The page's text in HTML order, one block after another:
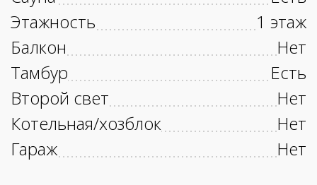
Этажность
1 этаж
Балкон
Нет
Тамбур
Есть
Второй свет
Нет
Котельная/хозблок
Нет
Гараж
Нет